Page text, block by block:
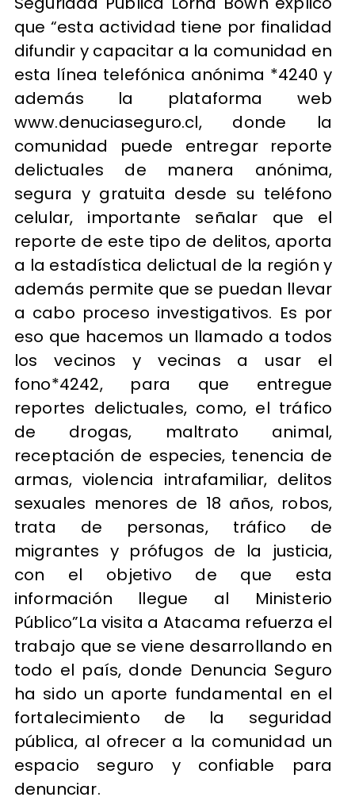
que “esta actividad tiene por finalidad
difundir y capacitar a la comunidad en
esta línea telefónica anónima *4240 y
además la plataforma web
www.denuciaseguro.cl, donde la
comunidad puede entregar reporte
delictuales de manera anónima,
segura y gratuita desde su teléfono
celular, importante señalar que el
reporte de este tipo de delitos, aporta
a la estadística delictual de la región y
además permite que se puedan llevar
a cabo proceso investigativos. Es por
eso que hacemos un llamado a todos
los vecinos y vecinas a usar el
fono*4242, para que entregue
reportes delictuales, como, el tráfico
de drogas, maltrato animal,
receptación de especies, tenencia de
armas, violencia intrafamiliar, delitos
sexuales menores de 18 años, robos,
trata de personas, tráfico de
migrantes y prófugos de la justicia,
con el objetivo de que esta
información llegue al Ministerio
Público”La visita a Atacama refuerza el
trabajo que se viene desarrollando en
todo el país, donde Denuncia Seguro
ha sido un aporte fundamental en el
fortalecimiento de la seguridad
pública, al ofrecer a la comunidad un
espacio seguro y confiable para
denunciar.